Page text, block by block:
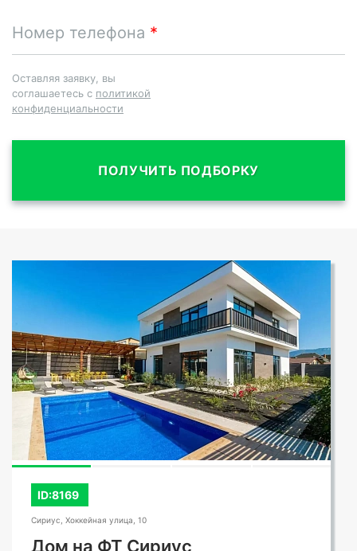
Номер телефона
Оставляя заявку, вы
соглашаетесь с политикой
конфиденциальности
ПОЛУЧИТЬ ПОДБОРКУ
ID:8169
Сириус, Хоккейная улица, 10
Дом на ФТ Сириус